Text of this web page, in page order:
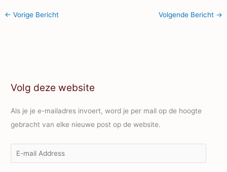
← Vorige Bericht Volgende Bericht →
Volg deze website
Als je je e-mailadres invoert, word je per mail op de hoogte
gebracht van elke nieuwe post op de website.
-